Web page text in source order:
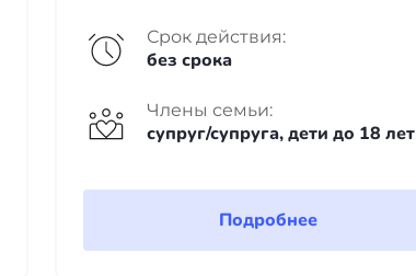
Срок действия:
без срока
Члены семьи:
супруг/супруга, дети до 18 лет
Подробнее